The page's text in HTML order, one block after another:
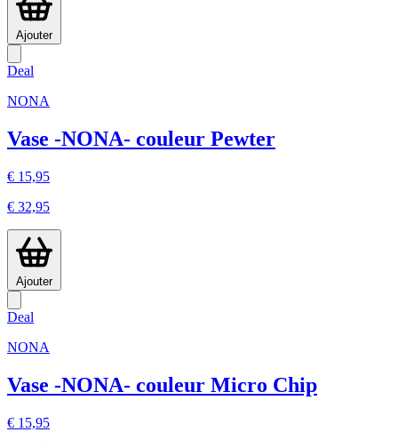
Ajouter
Deal
NONA
Vase -NONA- couleur Pewter
€ 15,95
€ 32,95
Ajouter
Deal
NONA
Vase -NONA- couleur Micro Chip
€ 15,95